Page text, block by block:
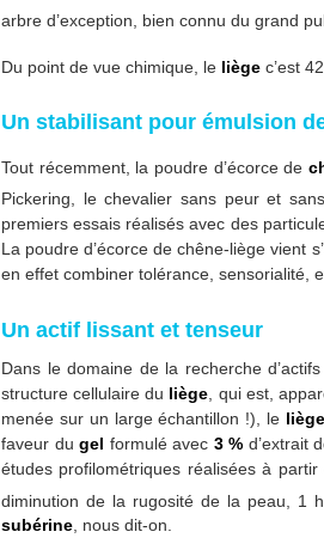
arbre d’exception, bien connu du grand
Du point de vue chimique, le liège c’est
Un stabilisant pour émulsion
Tout récemment, la poudre d’écorce de
Pickering, le chevalier sans peur et
premiers essais réalisés avec des
La poudre d’écorce de chêne-liège vient
en effet combiner tolérance, sensorialité,
Un actif lissant et tenseur
Dans le domaine de la recherche
structure cellulaire du liège , qui est,
menée sur un large échantillon !), le liège
faveur dugel formulé avec 3 % d’extrait
études profilométriques réalisées à
diminution de la rugosité de la peau, 1
subérine, nous dit-on.